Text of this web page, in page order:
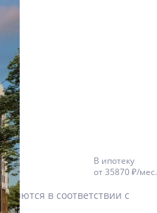
В ипотеку
от35870 ₽/мес.
в соответствии с